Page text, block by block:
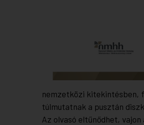
nemzetközi kitekintésben,
túlmutatnak a pusztán
Az olvasó eltűnődhet,